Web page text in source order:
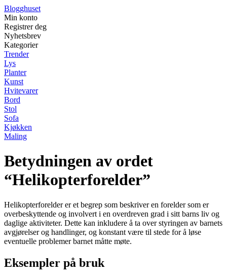
Blogghuset
Min konto
Registrer deg
Nyhetsbrev
Kategorier
Trender
Lys
Planter
Kunst
Hvitevarer
Bord
Stol
Sofa
Kjøkken
Maling
Betydningen av ordet
“Helikopterforelder”
Helikopterforelder er et begrep som beskriver en forelder som er
overbeskyttende og involvert i en overdreven grad i sitt barns liv og
daglige aktiviteter. Dette kan inkludere å ta over styringen av barnets
avgjørelser og handlinger, og konstant være til stede for å løse
eventuelle problemer barnet måtte møte.
Eksempler på bruk